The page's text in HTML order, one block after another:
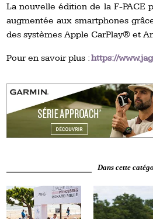
La nouvelle édition de la F-PACE
augmentée aux smartphones
des systèmes Apple CarPlay® et
Pour en savoir plus :https://
Dans cette